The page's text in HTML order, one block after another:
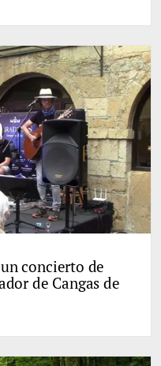
concierto de
de Cangas de